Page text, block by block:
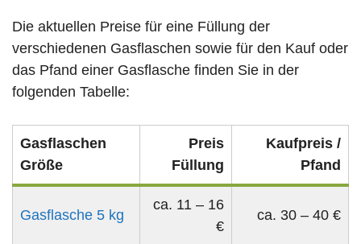
Die aktuellen Preise für eine Füllung der
verschiedenen Gasflaschen sowie für den Kauf oder
das Pfand einer Gasflasche finden Sie in der
folgenden Tabelle:
Gasflaschen
Größe
Preis
Füllung
Kaufpreis /
Pfand
Gasflasche 5 kg
ca. 11 – 16
€
ca. 30 – 40 €